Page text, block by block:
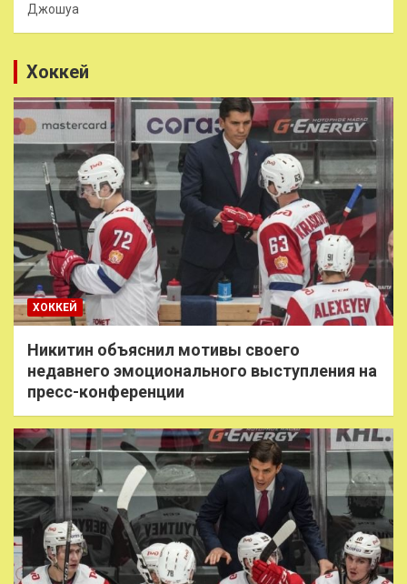
Джошуа
Хоккей
ХОККЕЙ
Никитин объяснил мотивы своего
недавнего эмоционального выступления на
пресс-конференции